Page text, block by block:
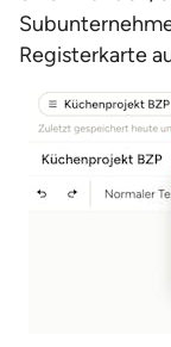
Registerkarte